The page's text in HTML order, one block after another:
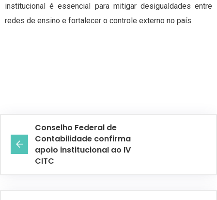
institucional é essencial para mitigar desigualdades entre
redes de ensino e fortalecer o controle externo no país.
Conselho Federal de
Contabilidade confirma
apoio institucional ao IV
CITC